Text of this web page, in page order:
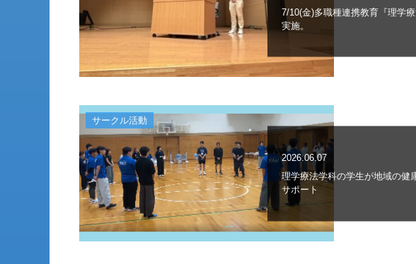
7/10(金)多職種連携教育『理学
実施。
サークル活動
2026.06.07
理学療法学科の学生が地域の健
サポート